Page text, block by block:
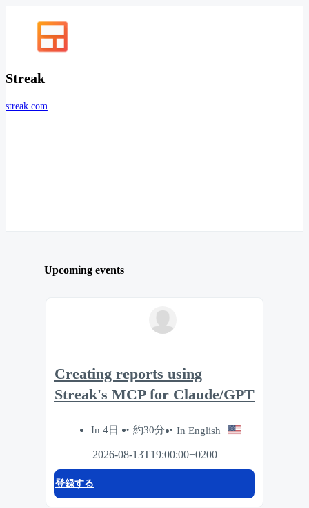
Streak
streak.com
Upcoming events
Creating reports using
Streak's MCP for Claude/GPT
In 4日 約30分 In English
2026-08-13T19:00:00+0200
登録する